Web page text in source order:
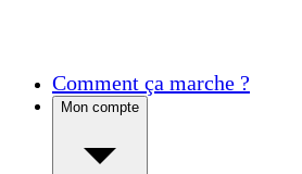
Comment ça marche ?
Mon compte